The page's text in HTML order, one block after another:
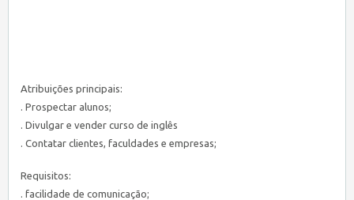
Atribuições principais:
. Prospectar alunos;
. Divulgar e vender curso de inglês
. Contatar clientes, faculdades e empresas;
Requisitos:
. facilidade de comunicação;